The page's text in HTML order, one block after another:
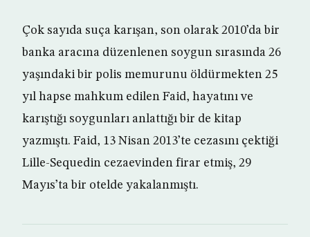
Çok sayıda suça karışan, son olarak 2010’da bir
banka aracına düzenlenen soygun sırasında 26
yaşındaki bir polis memurunu öldürmekten 25
yıl hapse mahkum edilen Faid, hayatını ve
karıştığı soygunları anlattığı bir de kitap
yazmıştı. Faid, 13 Nisan 2013’te cezasını çektiği
Lille-Sequedin cezaevinden firar etmiş, 29
Mayıs’ta bir otelde yakalanmıştı.